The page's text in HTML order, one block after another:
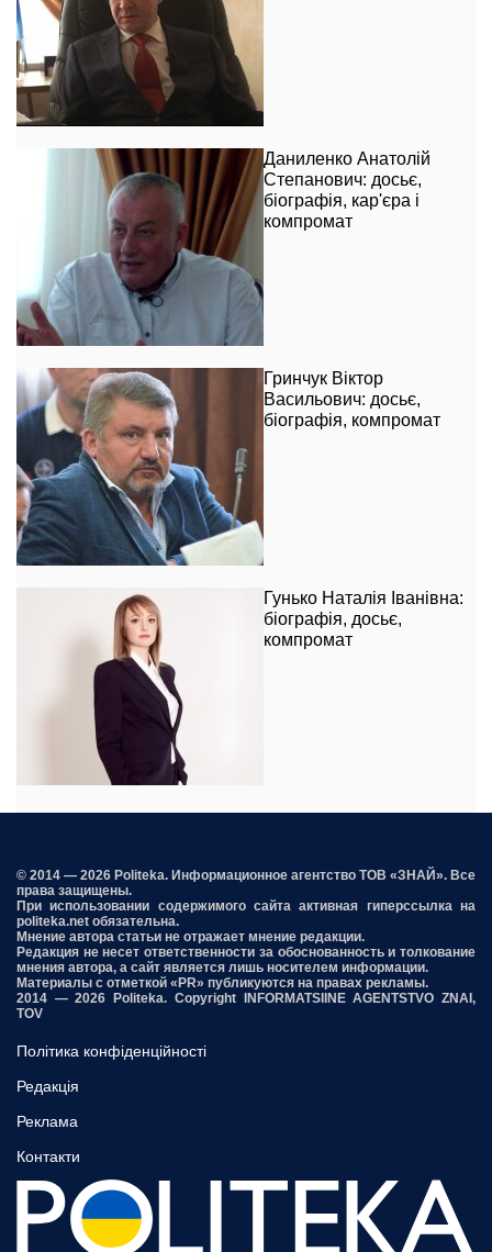
Даниленко Анатолій
Степанович: досьє,
біографія, кар'єра і
компромат
Гринчук Віктор
Васильович: досьє,
біографія, компромат
Гунько Наталія Іванівна:
біографія, досьє,
компромат
© 2014 — 2026 Politeka. Информационное агентство ТОВ «ЗНАЙ». Все
права защищены.
При использовании содержимого сайта активная гиперссылка на
politeka.net обязательна.
Мнение автора статьи не отражает мнение редакции.
Редакция не несет ответственности за обоснованность и толкование
мнения автора, а сайт является лишь носителем информации.
Материалы с отметкой «PR» публикуются на правах рекламы.
2014 — 2026 Politeka. Copyright INFORMATSIINE AGENTSTVO ZNAI,
TOV
Політика конфіденційності
Редакція
Реклама
Контакти